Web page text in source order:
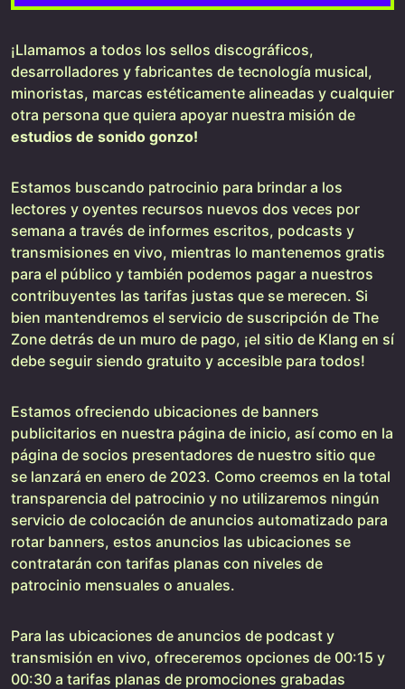
¡Llamamos a todos los sellos discográficos,
desarrolladores y fabricantes de tecnología musical,
minoristas, marcas estéticamente alineadas y cualquier
otra persona que quiera apoyar nuestra misión de
estudios de sonido gonzo!
Estamos buscando patrocinio para brindar a los
lectores y oyentes recursos nuevos dos veces por
semana a través de informes escritos, podcasts y
transmisiones en vivo, mientras lo mantenemos gratis
para el público y también podemos pagar a nuestros
contribuyentes las tarifas justas que se merecen. Si
bien mantendremos el servicio de suscripción de The
Zone detrás de un muro de pago, ¡el sitio de Klang en sí
debe seguir siendo gratuito y accesible para todos!
Estamos ofreciendo ubicaciones de banners
publicitarios en nuestra página de inicio, así como en la
página de socios presentadores de nuestro sitio que
se lanzará en enero de 2023. Como creemos en la total
transparencia del patrocinio y no utilizaremos ningún
servicio de colocación de anuncios automatizado para
rotar banners, estos anuncios las ubicaciones se
contratarán con tarifas planas con niveles de
patrocinio mensuales o anuales.
Para las ubicaciones de anuncios de podcast y
transmisión en vivo, ofreceremos opciones de 00:15 y
00:30 a tarifas planas de promociones grabadas